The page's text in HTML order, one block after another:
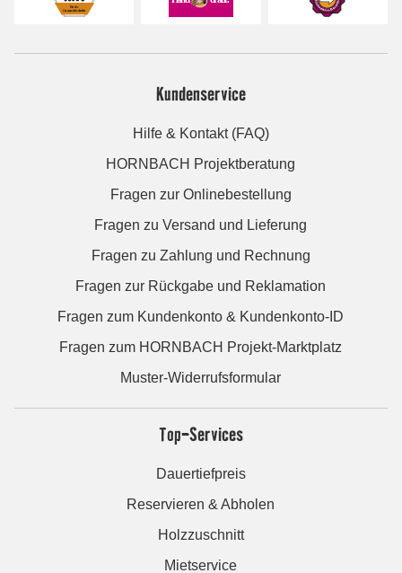
Kundenservice
Hilfe & Kontakt (FAQ)
HORNBACH Projektberatung
Fragen zur Onlinebestellung
Fragen zu Versand und Lieferung
Fragen zu Zahlung und Rechnung
Fragen zur Rückgabe und Reklamation
Fragen zum Kundenkonto & Kundenkonto-ID
Fragen zum HORNBACH Projekt-Marktplatz
Muster-Widerrufsformular
Top-Services
Dauertiefpreis
Reservieren & Abholen
Holzzuschnitt
Mietservice